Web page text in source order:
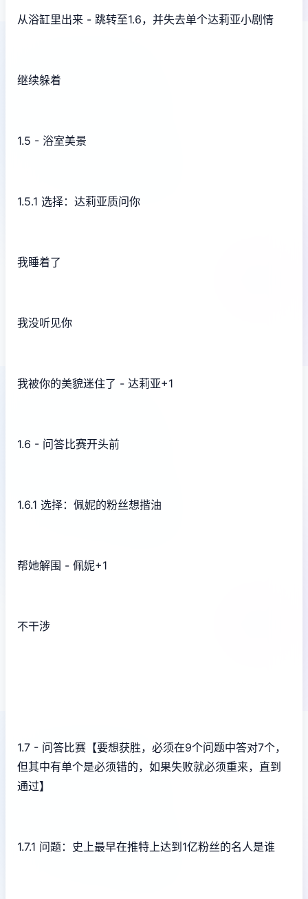
从浴缸里出来 - 跳转至1.6，并失去单个达莉亚小剧情
继续躲着
1.5 - 浴室美景
1.5.1 选择：达莉亚质问你
我睡着了
我没听见你
我被你的美貌迷住了 - 达莉亚+1
1.6 - 问答比赛开头前
1.6.1 选择：佩妮的粉丝想揩油
帮她解围 - 佩妮+1
不干涉
1.7 - 问答比赛【要想获胜，必须在9个问题中答对7个，
但其中有单个是必须错的，如果失败就必须重来，直到
通过】
1.7.1 问题：史上最早在推特上达到1亿粉丝的名人是谁